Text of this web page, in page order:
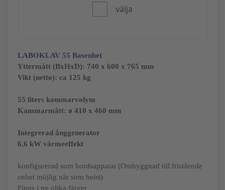
välja
LABOKLAV 55 Basenhet
Yttermått (BxHxD): 740 x 600 x 765 mm
Vikt (netto): ca 125 kg
55 liters kammarvolym
Kammarmått: ø 410 x 460 mm
Integrerad ånggenerator
6,6 kW värmeeffekt
konfigurerad som bordsapparat (Ombyggnad till fristående
enhet möjlig när som helst)
Finns i tre olika färger